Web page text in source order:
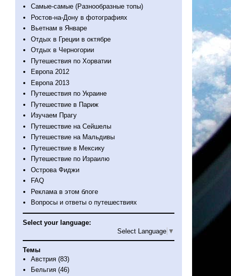
Самые-самые (Разнообразные топы)
Ростов-на-Дону в фотографиях
Вьетнам в Январе
Отдых в Греции в октябре
Отдых в Черногории
Путешествия по Хорватии
Европа 2012
Европа 2013
Путешествия по Украине
Путешествие в Париж
Изучаем Прагу
Путешествие на Сейшелы
Путешествие на Мальдивы
Путешествие в Мексику
Путешествие по Израилю
Острова Фиджи
FAQ
Реклама в этом блоге
Вопросы и ответы о путешествиях
Select your language:
Select Language ▼
Темы
Австрия (83)
Бельгия (46)